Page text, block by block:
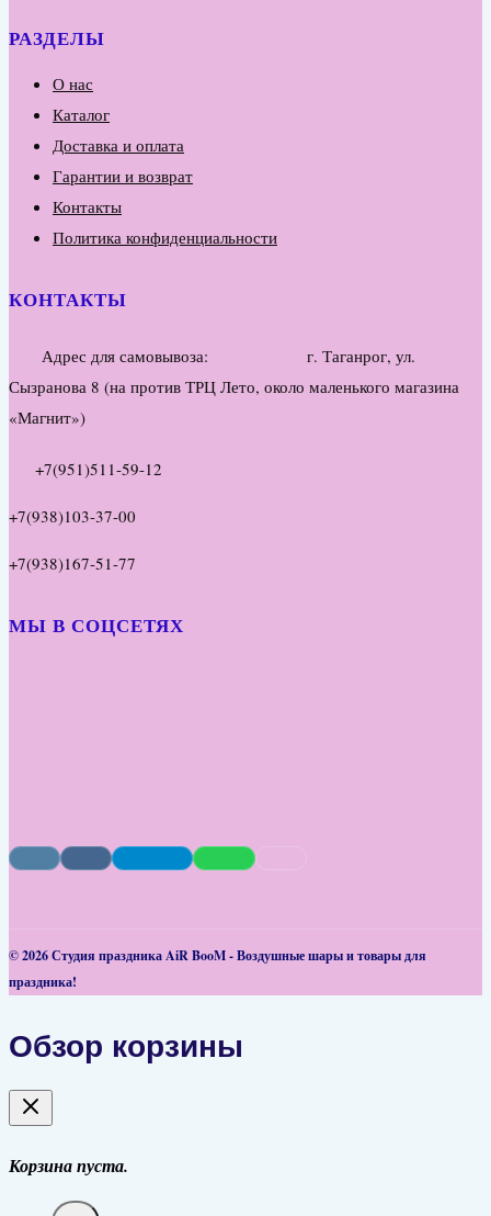
РАЗДЕЛЫ
О нас
Каталог
Доставка и оплата
Гарантии и возврат
Контакты
Политика конфиденциальности
КОНТАКТЫ
Адрес для самовывоза: г. Таганрог, ул.
Сызранова 8 (на против ТРЦ Лето, около маленького магазина
«Магнит»)
+7(951)511-59-12
+7(938)103-37-00
+7(938)167-51-77
МЫ В СОЦСЕТЯХ
© 2026 Студия праздника AiR BooM - Воздушные шары и товары для
праздника!
Обзор корзины
Корзина пуста.